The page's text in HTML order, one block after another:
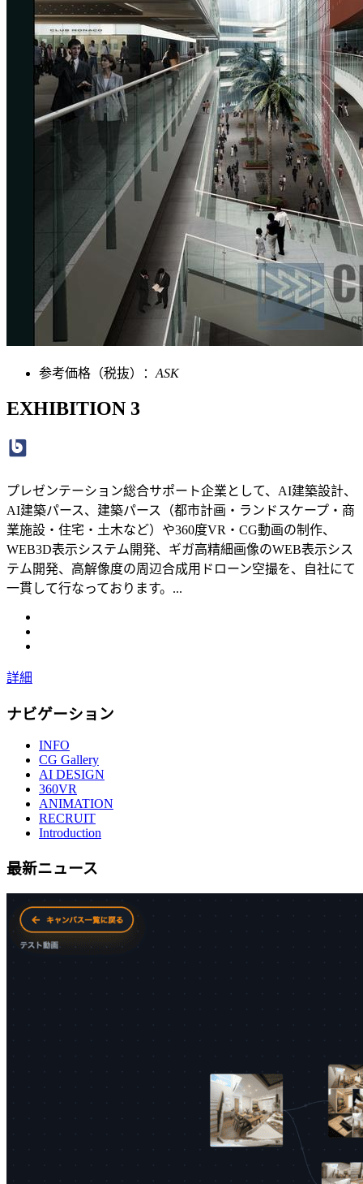
参考価格（税抜）： ASK
EXHIBITION 3
プレゼンテーション総合サポート企業として、AI建築設計、
AI建築パース、建築パース（都市計画・ランドスケープ・商
業施設・住宅・土木など）や360度VR・CG動画の制作、
WEB3D表示システム開発、ギガ高精細画像のWEB表示シス
テム開発、高解像度の周辺合成用ドローン空撮を、自社にて
一貫して行なっております。...
詳細
ナビゲーション
INFO
CG Gallery
AI DESIGN
360VR
ANIMATION
RECRUIT
Introduction
最新ニュース